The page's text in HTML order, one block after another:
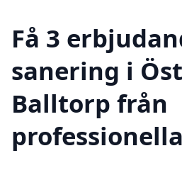
Få 3
sanering i
Balltorp från